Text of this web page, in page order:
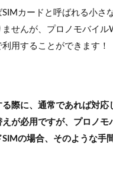
カードと呼ばれる小さ
ませんが、プロノモバイル
用することができます！
際に、通常であれば対応
えが必用ですが、プロノ
SIMの場合、そのような手